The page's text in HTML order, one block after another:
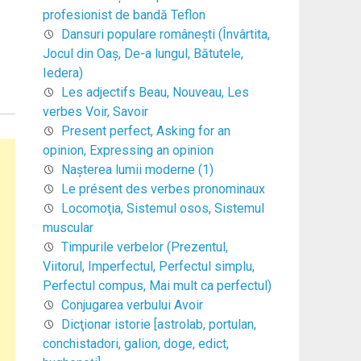
profesionist de bandă Teflon
Dansuri populare româneşti (Învârtita,
Jocul din Oaş, De-a lungul, Bătutele,
Iedera)
Les adjectifs Beau, Nouveau, Les
verbes Voir, Savoir
Present perfect, Asking for an
opinion, Expressing an opinion
Naşterea lumii moderne (1)
Le présent des verbes pronominaux
Locomoţia, Sistemul osos, Sistemul
muscular
Timpurile verbelor (Prezentul,
Viitorul, Imperfectul, Perfectul simplu,
Perfectul compus, Mai mult ca perfectul)
Conjugarea verbului Avoir
Dicţionar istorie [astrolab, portulan,
conchistadori, galion, doge, edict,